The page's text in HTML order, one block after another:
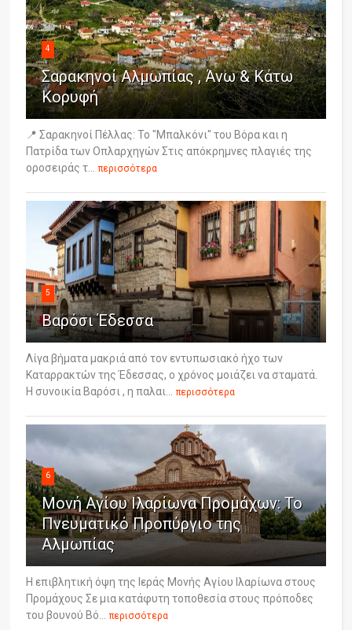
4
Σαρακηνοί Αλμωπίας , Άνω & Κάτω
Κορυφή
📍 Σαρακηνοί Πέλλας: Το "Μπαλκόνι" του Βόρα και η
Πατρίδα των Οπλαρχηγών Στις απόκρημνες πλαγιές της
οροσειράς τ...
περισσότερα
5
Βαρόσι Έδεσσα
Λίγα βήματα μακριά από τον εντυπωσιακό ήχο των
Καταρρακτών της Έδεσσας, ο χρόνος μοιάζει να σταματά.
Η συνοικία Βαρόσι , η παλαι...
περισσότερα
6
Μονή Αγίου Ιλαρίωνα Προμάχων: Το
Πνευματικό Προπύργιο της
Αλμωπίας
Η επιβλητική όψη της Ιεράς Μονής Αγίου Ιλαρίωνα στους
Προμάχους Σε μια κατάφυτη τοποθεσία στους πρόποδες
του βουνού Βό...
περισσότερα